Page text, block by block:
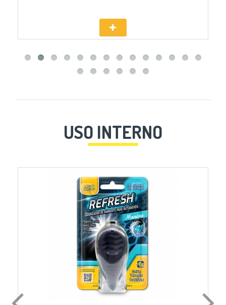
USO INTERNO